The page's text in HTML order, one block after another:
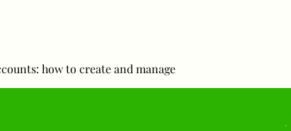
how to create and manage